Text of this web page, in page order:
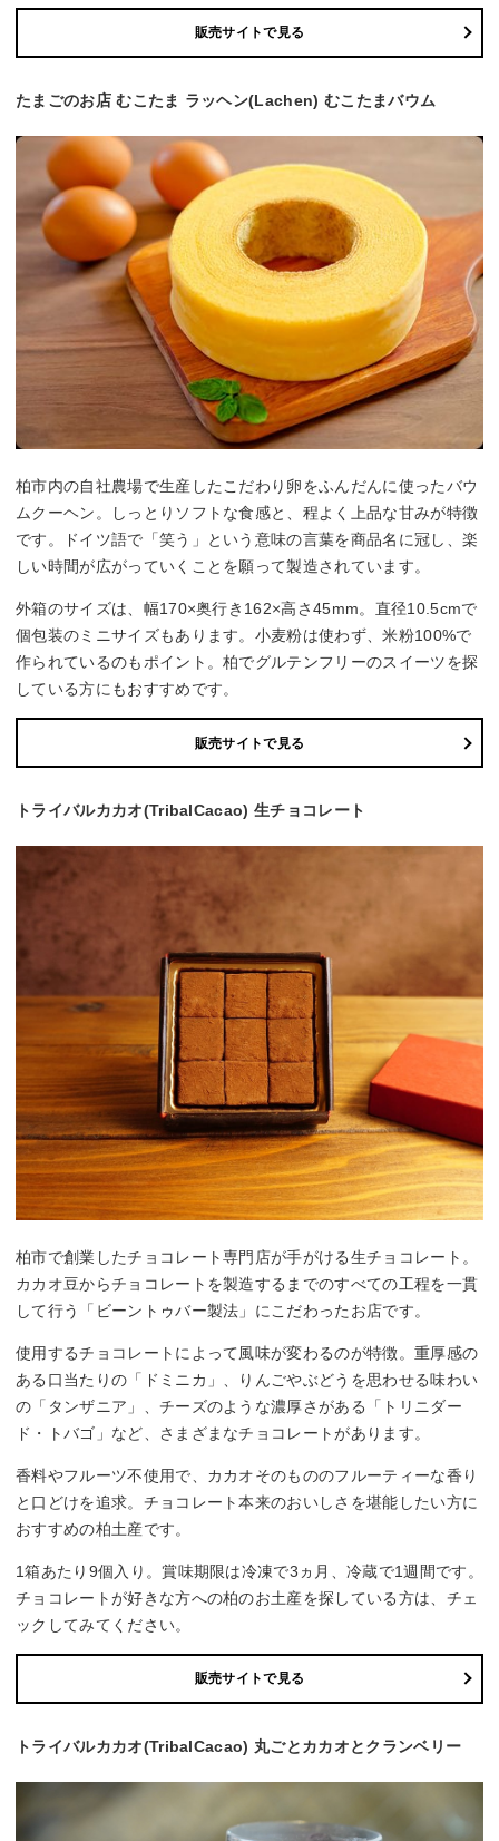
販売サイトで見る
たまごのお店 むこたま ラッヘン(Lachen) むこたまバウム
柏市内の自社農場で生産したこだわり卵をふんだんに使ったバウ
ムクーヘン。しっとりソフトな食感と、程よく上品な甘みが特徴
です。ドイツ語で「笑う」という意味の言葉を商品名に冠し、楽
しい時間が広がっていくことを願って製造されています。
外箱のサイズは、幅170×奥行き162×高さ45mm。直径10.5cmで
個包装のミニサイズもあります。小麦粉は使わず、米粉100%で
作られているのもポイント。柏でグルテンフリーのスイーツを探
している方にもおすすめです。
販売サイトで見る
トライバルカカオ(TribalCacao) 生チョコレート
柏市で創業したチョコレート専門店が手がける生チョコレート。
カカオ豆からチョコレートを製造するまでのすべての工程を一貫
して行う「ビーントゥバー製法」にこだわったお店です。
使用するチョコレートによって風味が変わるのが特徴。重厚感の
ある口当たりの「ドミニカ」、りんごやぶどうを思わせる味わい
の「タンザニア」、チーズのような濃厚さがある「トリニダー
ド・トバゴ」など、さまざまなチョコレートがあります。
香料やフルーツ不使用で、カカオそのもののフルーティーな香り
と口どけを追求。チョコレート本来のおいしさを堪能したい方に
おすすめの柏土産です。
1箱あたり9個入り。賞味期限は冷凍で3ヵ月、冷蔵で1週間です。
チョコレートが好きな方への柏のお土産を探している方は、チェ
ックしてみてください。
販売サイトで見る
トライバルカカオ(TribalCacao) 丸ごとカカオとクランベリー